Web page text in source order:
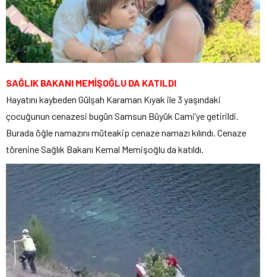
SAĞLIK BAKANI MEMİŞOĞLU DA KATILDI
Hayatını kaybeden Gülşah Karaman Kıyak ile 3 yaşındaki
çocuğunun cenazesi bugün Samsun Büyük Cami’ye getirildi.
Burada öğle namazını müteakip cenaze namazı kılındı. Cenaze
törenine Sağlık Bakanı Kemal Memişoğlu da katıldı.